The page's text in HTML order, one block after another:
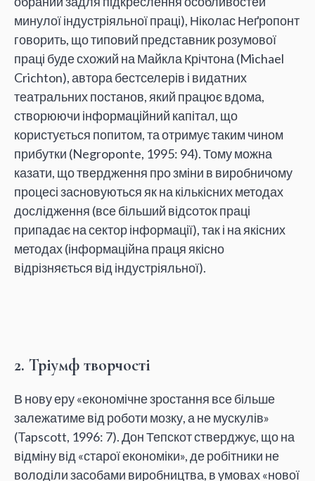
минулої індустріяльної праці), Ніколас Неґропонт
говорить, що типовий представник розумової
праці буде схожий на Майкла Крічтона (Michael
Crichton), автора бестселерів і видатних
театральних постанов, який працює вдома,
створюючи інформаційний капітал, що
користується попитом, та отримує таким чином
прибутки (Negroponte, 1995: 94). Тому можна
казати, що твердження про зміни в виробничому
процесі засновуються як на кількісних методах
дослідження (все більший відсоток праці
припадає на сектор інформації), так і на якісних
методах (інформаційна праця якісно
відрізняється від індустріяльної).
2. Тріумф творчості
В нову еру «економічне зростання все більше
залежатиме від роботи мозку, а не мускулів»
(Tapscott, 1996: 7). Дон Тепскот стверджує, що на
відміну від «старої економіки», де робітники не
володіли засобами виробництва, в умовах «нової